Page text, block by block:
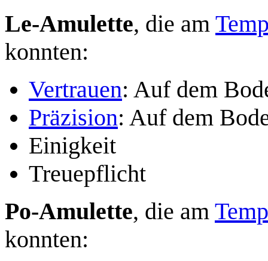
Le-Amulette, die am
konnten:
Vertrauen: Auf dem
Präzision: Auf dem
Einigkeit
Treuepflicht
Po-Amulette, die am
konnten: